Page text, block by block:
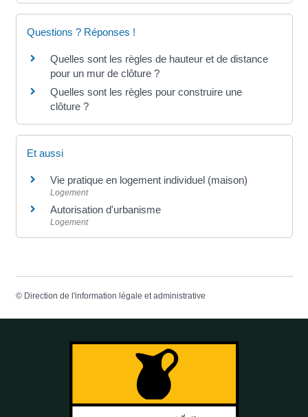
Questions ? Réponses !
Quelles sont les règles de hauteur et de distance
pour un mur de clôture ?
Quelles sont les règles pour construire une
clôture ?
Et aussi
Vie pratique en logement individuel (maison)
Logement
Autorisation d'urbanisme
Logement
© Direction de l'information légale et administrative